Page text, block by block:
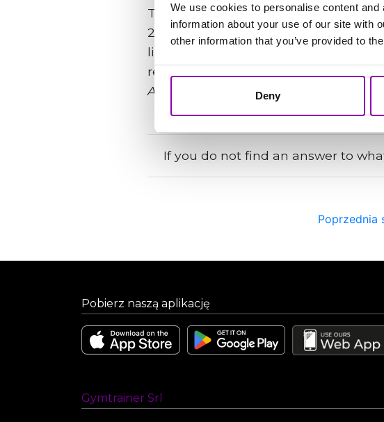
We use cookies to personalise content
information about your use of our site with
other information that you’ve provided to
Deny
The support team is available from
24 hours, usually within 4 hours. In
line of your email. Your message will
respond as quickly as possible.
An issue is considered urgent if it is
If you do not find an answer to
Poprzednia
Pobierz naszą aplikację
Gymtrainer Srl